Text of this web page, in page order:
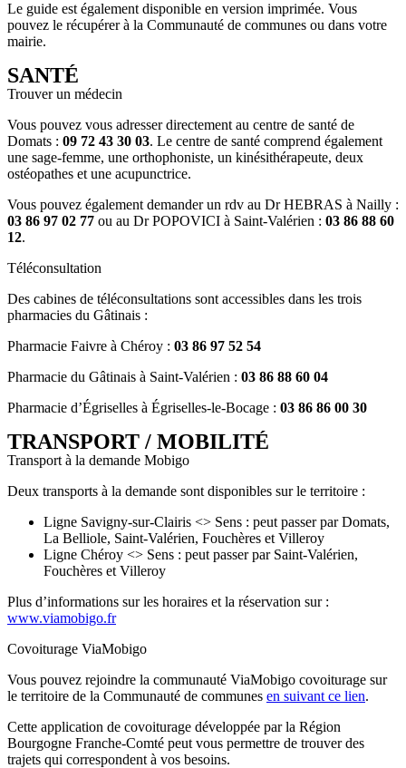
Le guide est également disponible en version imprimée. Vous
pouvez le récupérer à la Communauté de communes ou dans votre
mairie.
SANTÉ
Trouver un médecin
Vous pouvez vous adresser directement au centre de santé de
Domats : 09 72 43 30 03. Le centre de santé comprend également
une sage-femme, une orthophoniste, un kinésithérapeute, deux
ostéopathes et une acupunctrice.
Vous pouvez également demander un rdv au Dr HEBRAS à Nailly :
03 86 97 02 77 ou au Dr POPOVICI à Saint-Valérien : 03 86 88 60
12.
Téléconsultation
Des cabines de téléconsultations sont accessibles dans les trois
pharmacies du Gâtinais :
Pharmacie Faivre à Chéroy : 03 86 97 52 54
Pharmacie du Gâtinais à Saint-Valérien : 03 86 88 60 04
Pharmacie d’Égriselles à Égriselles-le-Bocage : 03 86 86 00 30
TRANSPORT / MOBILITÉ
Transport à la demande Mobigo
Deux transports à la demande sont disponibles sur le territoire :
Ligne Savigny-sur-Clairis <> Sens : peut passer par Domats,
La Belliole, Saint-Valérien, Fouchères et Villeroy
Ligne Chéroy <> Sens : peut passer par Saint-Valérien,
Fouchères et Villeroy
Plus d’informations sur les horaires et la réservation sur :
www.viamobigo.fr
Covoiturage ViaMobigo
Vous pouvez rejoindre la communauté ViaMobigo covoiturage sur
le territoire de la Communauté de communes en suivant ce lien.
Cette application de covoiturage développée par la Région
Bourgogne Franche-Comté peut vous permettre de trouver des
trajets qui correspondent à vos besoins.